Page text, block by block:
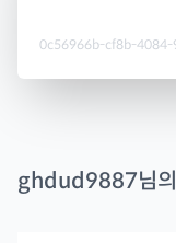
0c56966b-cf8b-
ghdud9887님